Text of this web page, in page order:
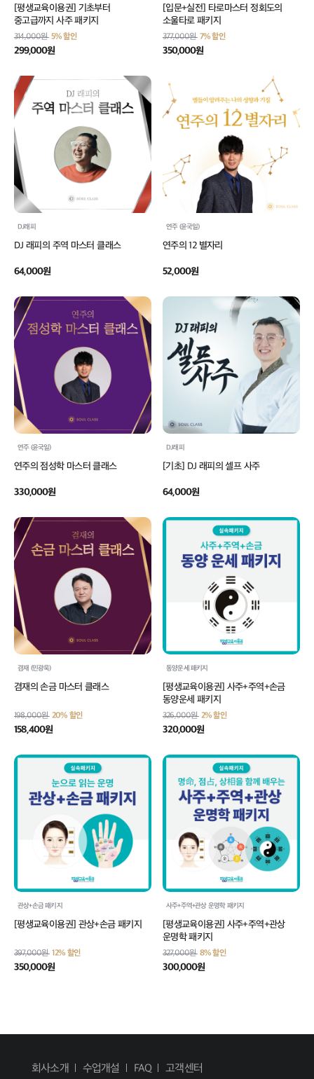
[평생교육이용권] 기초부터
중고급까지 사주 패키지
314,000원 5% 할인
299,000원
[입문+실전] 타로마스터 정회도의
소울타로 패키지
377,000원 7% 할인
350,000원
DJ래피
DJ 래피의 주역 마스터 클래스
64,000원
연주 (윤국일)
연주의 12 별자리
52,000원
연주 (윤국일)
연주의 점성학 마스터 클래스
330,000원
DJ래피
[기초] DJ 래피의 셀프 사주
64,000원
겸재 (민광욱)
겸재의 손금 마스터 클래스
198,000원 20% 할인
158,400원
동양운세 패키지
[평생교육이용권] 사주+주역+손금
동양운세 패키지
326,000원 2% 할인
320,000원
관상+손금 패키지
[평생교육이용권] 관상+손금 패키지
397,000원 12% 할인
350,000원
사주+주역+관상 운명학 패키지
[평생교육이용권] 사주+주역+관상
운명학 패키지
327,000원 8% 할인
300,000원
회사소개 수업개설 FAQ 고객센터